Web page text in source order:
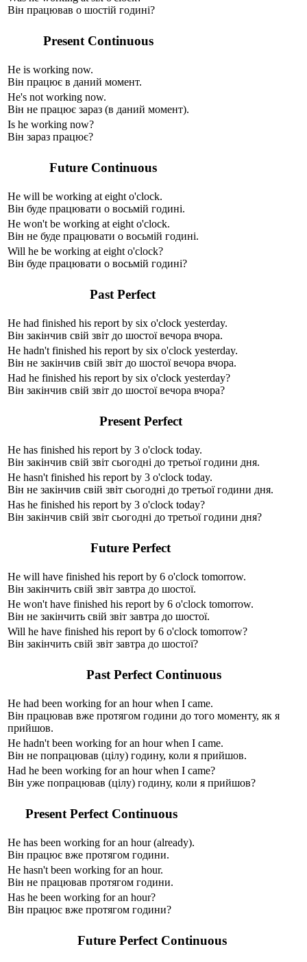
Він працював о шостій годині?
Present Continuous
He is working now.
Він працює в даний момент.
He's not working now.
Він не працює зараз (в даний момент).
Is he working now?
Він зараз працює?
Future Continuous
He will be working at eight o'clock.
Він буде працювати о восьмій годині.
He won't be working at eight o'clock.
Він не буде працювати о восьмій годині.
Will he be working at eight o'clock?
Він буде працювати о восьмій годині?
Past Perfect
He had finished his report by six o'clock yesterday.
Він закінчив свій звіт до шостої вечора вчора.
He hadn't finished his report by six o'clock yesterday.
Він не закінчив свій звіт до шостої вечора вчора.
Had he finished his report by six o'clock yesterday?
Він закінчив свій звіт до шостої вечора вчора?
Present Perfect
He has finished his report by 3 o'clock today.
Він закінчив свій звіт сьогодні до третьої години дня.
He hasn't finished his report by 3 o'clock today.
Він не закінчив свій звіт сьогодні до третьої години дня.
Has he finished his report by 3 o'clock today?
Він закінчив свій звіт сьогодні до третьої години дня?
Future Perfect
He will have finished his report by 6 o'clock tomorrow.
Він закінчить свій звіт завтра до шостої.
He won't have finished his report by 6 o'clock tomorrow.
Він не закінчить свій звіт завтра до шостої.
Will he have finished his report by 6 o'clock tomorrow?
Він закінчить свій звіт завтра до шостої?
Past Perfect Continuous
He had been working for an hour when I came.
Він працював вже протягом години до того моменту, як я
прийшов.
He hadn't been working for an hour when I came.
Він не попрацював (цілу) годину, коли я прийшов.
Had he been working for an hour when I came?
Він уже попрацював (цілу) годину, коли я прийшов?
Present Perfect Continuous
He has been working for an hour (аlready).
Він працює вже протягом години.
He hasn't been working for an hour.
Він не працював протягом години.
Has he been working for an hour?
Він працює вже протягом години?
Future Perfect Continuous